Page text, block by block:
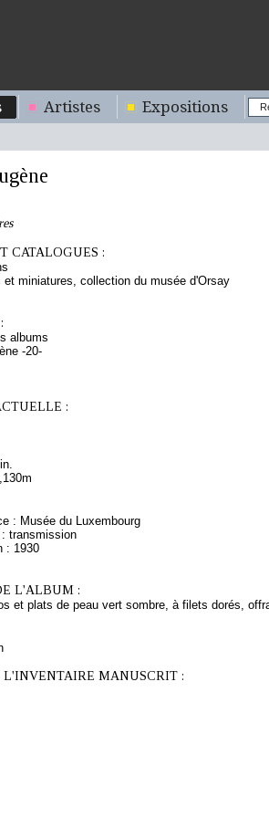
Artistes Expositions
CATALOGUES :
et miniatures, collection du musée d'Orsay
albums
-20-
:
: Musée du Luxembourg
transmission
: 1930
L'ALBUM :
et plats de peau vert sombre, à filets dorés,
L'INVENTAIRE MANUSCRIT :